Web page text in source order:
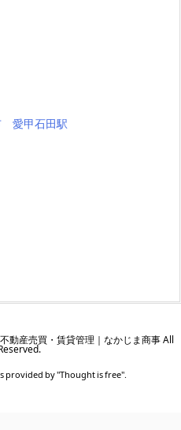
愛甲石田駅
動産売買・賃貸管理｜なかじま商事All
provided by "Thought is free".